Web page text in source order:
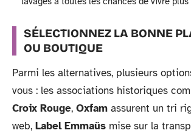
SÉLECTIONNEZ LA BONNE
OU BOUTIQUE
Parmi les alternatives, plusieurs
vous : les associations historiques
Croix Rouge, Oxfam assurent un tri
web, Label Emmaüs mise sur la